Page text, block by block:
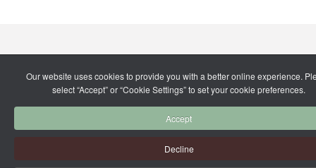
Our website uses cookies to provide you with a better online experience.
select “Accept” or “Cookie Settings” to set your cookie preferences.
Accept
Decline